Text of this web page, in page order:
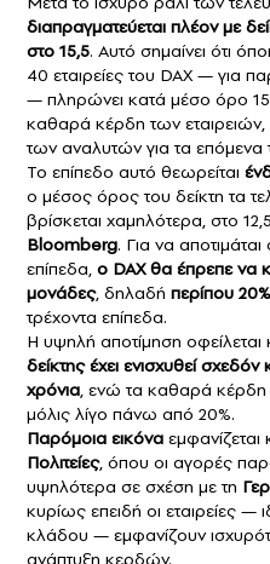
διαπραγματεύεται πλέον με
στο 15,5. Αυτό σημαίνει ότι
40 εταιρείες του DAX — για
— πληρώνει κατά μέσο όρο
καθαρά κέρδη των
των αναλυτών για τα επόμενα
Το επίπεδο αυτό θεωρείται
ο μέσος όρος του δείκτη τα
βρίσκεται χαμηλότερα, στο
Bloomberg. Για να
επίπεδα, ο DAX θα έπρεπε να
μονάδες, δηλαδή περίπου
τρέχοντα επίπεδα.
Η υψηλή αποτίμηση οφείλεται
δείκτης έχει ενισχυθεί
χρόνια, ενώ τα καθαρά κέρδη
μόλις λίγο πάνω από 20%.
Παρόμοια εικόνα εμφανίζεται
Πολιτείες, όπου οι αγορές
υψηλότερα σε σχέση με τη
κυρίως επειδή οι εταιρείες —
κλάδου — εμφανίζουν
ανάπτυξη κερδών.